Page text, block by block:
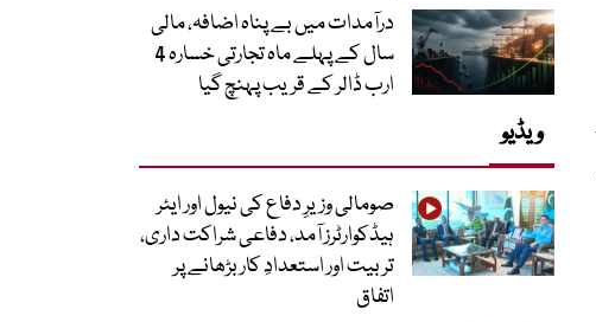
درآمدات میں بے پناہ اضافہ، مالی
سال کے پہلے ماہ تجارتی خسارہ 4
ارب ڈالر کے قریب پہنچ گیا
ویڈیو
صومالی وزیرِ دفاع کی نیول اور ایئر
ہیڈکوارٹرز آمد، دفاعی شراکت داری،
تربیت اور استعدادِ کار بڑھانے پر
اتفاق